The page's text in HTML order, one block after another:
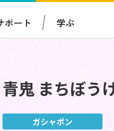
ポート 学ぶ
青鬼 まちぼう
ガシャポン